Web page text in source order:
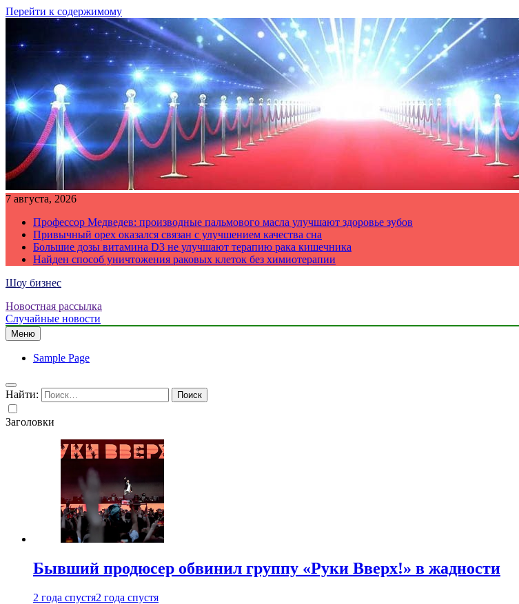
Перейти к содержимому
7 августа, 2026
Профессор Медведев: производные пальмового масла улучшают здоровье зубов
Привычный орех оказался связан с улучшением качества сна
Большие дозы витамина D3 не улучшают терапию рака кишечника
Найден способ уничтожения раковых клеток без химиотерапии
Шоу бизнес
Новостная рассылка
Случайные новости
Меню
Sample Page
Найти:
Заголовки
Бывший продюсер обвинил группу «Руки Вверх!» в жадности
2 года спустя2 года спустя